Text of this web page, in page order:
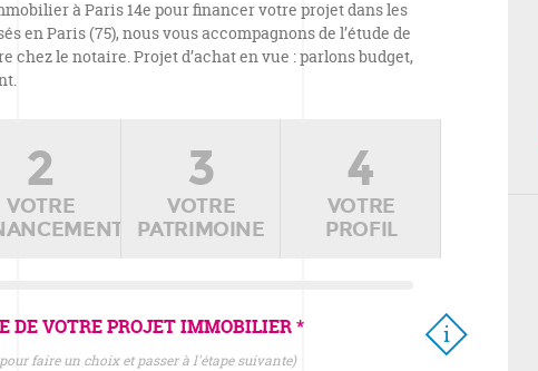
à Paris 14e pour financer votre projet dans les
en Paris (75), nous vous accompagnons de l’étude de
chez le notaire. Projet d’achat en vue : parlons budget,
2
VOTRE
3
VOTRE
PATRIMOINE
4
VOTRE
PROFIL
DE VOTRE PROJET IMMOBILIER *
pour faire un choix et passer à l'étape suivante)